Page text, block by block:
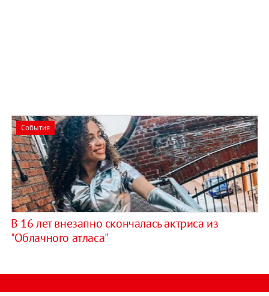
События
В 16 лет внезапно скончалась актриса из
"Облачного атласа"